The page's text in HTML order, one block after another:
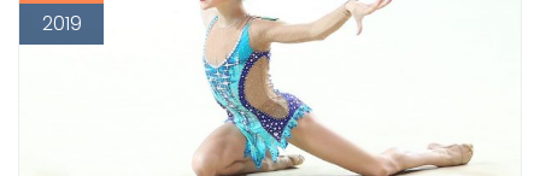
2019